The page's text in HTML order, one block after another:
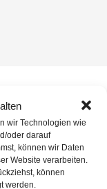
wir Technologien wie
oder darauf
können wir Daten
Website verarbeiten.
können
werden.